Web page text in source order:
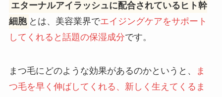
エターナルアイラッシュに配合されているヒト幹
細胞 とは、美容業界でエイジングケアをサポート
してくれると話題の保湿成分です。
まつ毛にどのような効果があるのかというと、
ま
つ毛を早く伸ばしてくれる、新しく生えてくるま